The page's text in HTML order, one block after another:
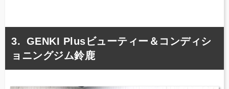
GENKI Plusビューティー＆コンディシ
ョニングジム鈴鹿